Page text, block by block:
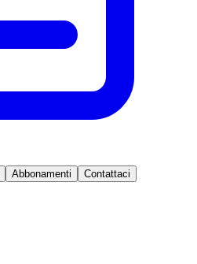
Abbonamenti Contattaci